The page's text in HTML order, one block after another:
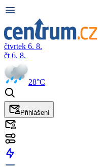
čtvrtek 6. 8.
čt 6. 8.
28°C
Přihlášení